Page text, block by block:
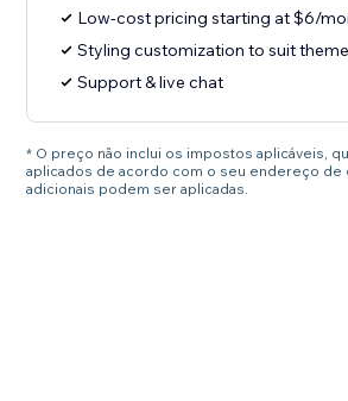
Low-cost pricing starting at $6/
Styling customization to suit theme
Support & live chat
* O preço não inclui os impostos aplicáveis,
aplicados de acordo com o seu endereço de
adicionais podem ser aplicadas.